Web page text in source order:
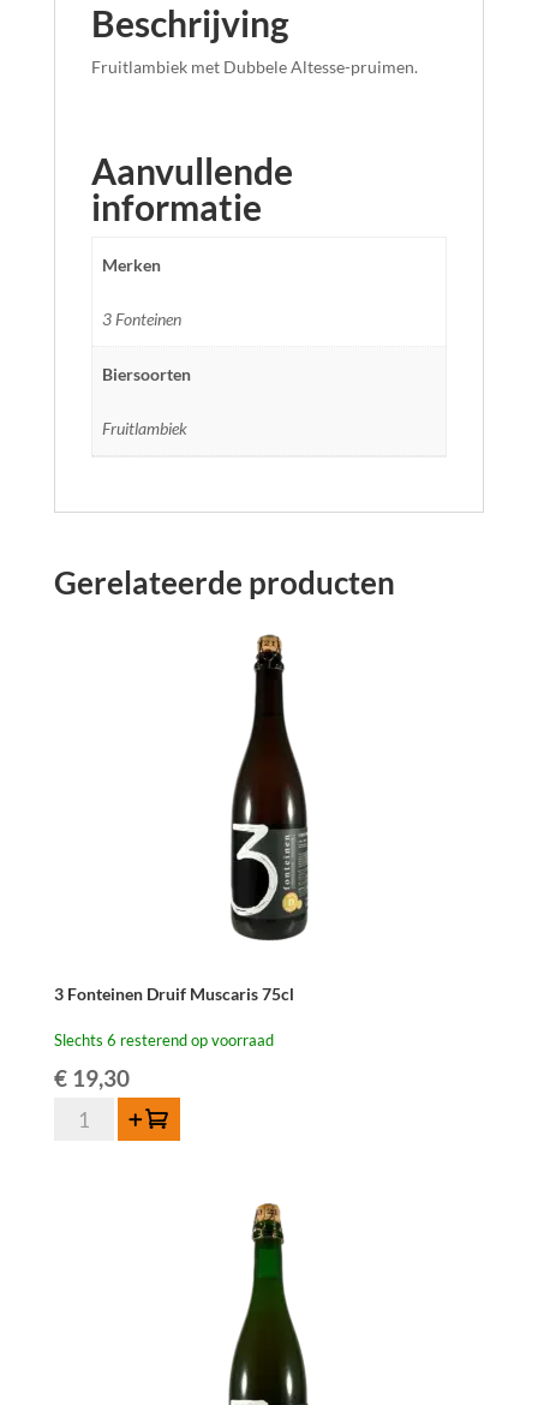
Beschrijving
Fruitlambiek met Dubbele Altesse-pruimen.
Aanvullende
informatie
Merken
3 Fonteinen
Biersoorten
Fruitlambiek
Gerelateerde producten
3 Fonteinen Druif Muscaris 75cl
Slechts 6 resterend op voorraad
€19,30
Fonteinen
Toevoegen